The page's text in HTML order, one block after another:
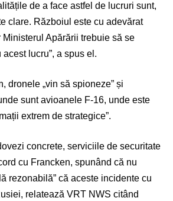
de a face astfel de lucruri sunt,
clare. Războiul este cu adevărat
Ministerul Apărării trebuie să se
lucru”, a spus el.
dronele „vin să spioneze” și
sunt avioanele F-16, unde este
extrem de strategice”.
concrete, serviciile de securitate
cu Francken, spunând că nu
rezonabilă” că aceste incidente cu
relatează VRT NWS citând